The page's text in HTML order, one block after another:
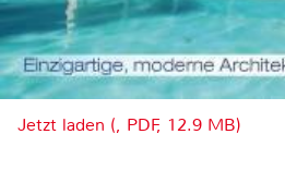
Jetzt laden (, PDF, 12.9 MB)